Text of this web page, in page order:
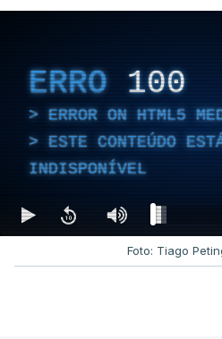
ERRO 100
ERROR ON HTML5
ESTE CONTEÚDO
INDISPONÍVEL
Foto: Tiago